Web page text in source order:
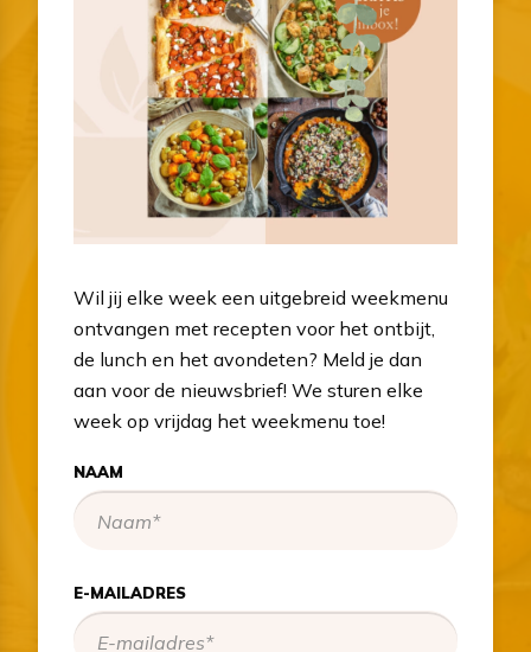
Wil jij elke week een uitgebreid weekmenu
ontvangen met recepten voor het ontbijt,
de lunch en het avondeten? Meld je dan
aan voor de nieuwsbrief! We sturen elke
week op vrijdag het weekmenu toe!
NAAM
E-MAILADRES